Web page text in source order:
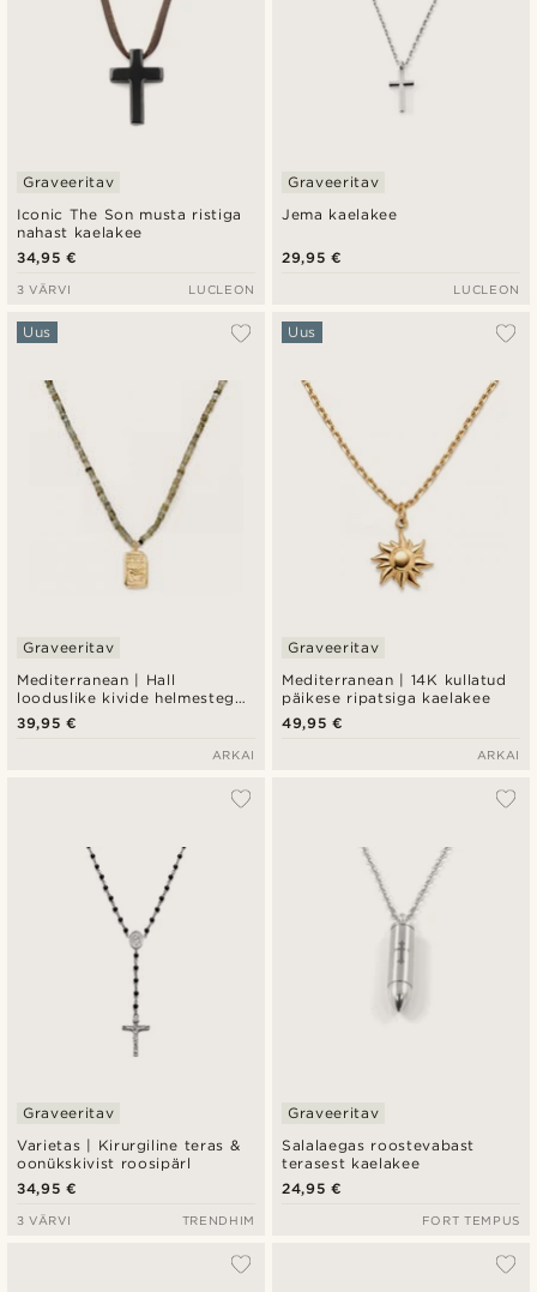
Iconic The Son musta ristiga
nahast kaelakee
Graveeritav
34,95 €
3 VÄRVI LUCLEON
Jema kaelakee
Graveeritav
29,95 €
LUCLEON
Mediterranean | Hall
looduslike kivide helmestega
Evil Eye ripatsiga kaelakee
Uus
Graveeritav
39,95 €
ARKAI
Mediterranean | 14K kullatud
päikese ripatsiga kaelakee
Uus
Graveeritav
49,95 €
ARKAI
Varietas | Kirurgiline teras &
oonükskivist roosipärl
Graveeritav
34,95 €
3 VÄRVI TRENDHIM
Salalaegas roostevabast
terasest kaelakee
Graveeritav
24,95 €
FORT TEMPUS